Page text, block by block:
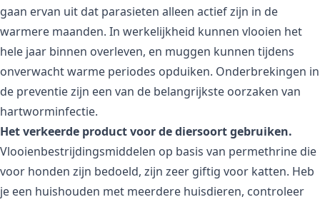
gaan ervan uit dat parasieten alleen actief zijn in de
warmere maanden. In werkelijkheid kunnen vlooien het
hele jaar binnen overleven, en muggen kunnen tijdens
onverwacht warme periodes opduiken. Onderbrekingen in
de preventie zijn een van de belangrijkste oorzaken van
hartworminfectie.
Het verkeerde product voor de diersoort gebruiken.
Vlooienbestrijdingsmiddelen op basis van permethrine die
voor honden zijn bedoeld, zijn zeer giftig voor katten. Heb
je een huishouden met meerdere huisdieren, controleer